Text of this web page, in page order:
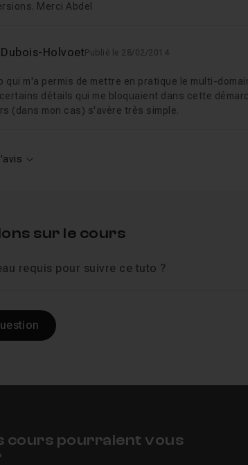
Merci Abdel
Holvoet Publié le 28/02/2014
qui m'a permis de mettre en pratique le multi-
détails qui me bloquaient dans cette
(dans mon cas) s'avère très simple.
sur le cours
requis pour suivre ce tuto ?
cours pourraient vous